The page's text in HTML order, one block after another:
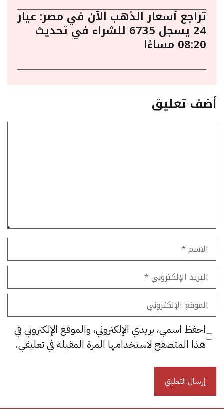
تراجع أسعار الذهب الآن في مصر: عيار
24 يسجل 6735 للشراء في تحديث
08:20 مساءًا
أضف تعليق
الاسم
البريد
الإلكتروني
الموقع
الإلكتروني
احفظ اسمي، بريدي الإلكتروني، والموقع الإلكتروني في
هذا المتصفح لاستخدامها المرة المقبلة في تعليقي.